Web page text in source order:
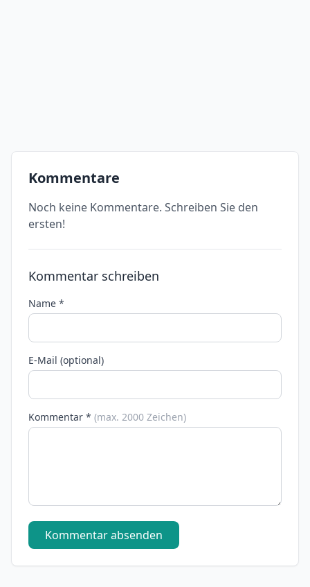
Kommentare
Noch keine Kommentare. Schreiben Sie den
ersten!
Kommentar schreiben
Name *
E-Mail (optional)
Kommentar * (max. 2000 Zeichen)
Kommentar absenden